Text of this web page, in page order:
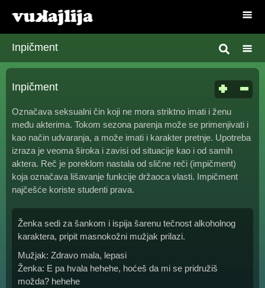
Inpičment
Inpičment
Označava seksualni čin koji ne mora striktno imati i ženu
među akterima. Tokom sezona parenja može se primenjivati i
kao način udvaranja, a može imati i karakter pretnje. Upotreba
izraza je veoma široka i zavisi od situacije kao i od samih
aktera. Reč je poreklom nastala od slične reči (impičment)
koja označava lišavanje funkcije držaoca vlasti. Impičment
najčešće koriste studenti prava.
Ženka sedi za šankom i ispija šarenu tečnost alkoholnog
karaktera, pripit masnokožni mužjak prilazi.
Mužjak: Zdravo mala, lepasi
Ženka: E pa hvala hehehe, hoćeš da mi se pridružiš
možda? hehehe